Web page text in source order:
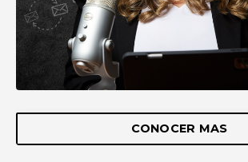
CONOCER MAS